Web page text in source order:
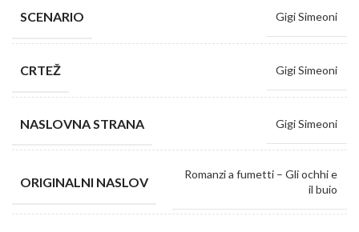
SCENARIO Gigi Simeoni
CRTEŽ Gigi Simeoni
NASLOVNA STRANA Gigi Simeoni
ORIGINALNI NASLOV
Romanzi a fumetti – Gli ochhi e
il buio